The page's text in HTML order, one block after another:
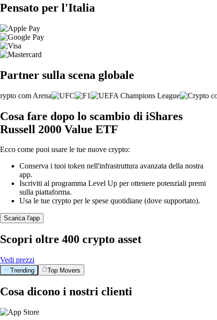
Pensato per l'Italia
Partner sulla scena globale
Cosa fare dopo lo scambio di iShares
Russell 2000 Value ETF
Ecco come puoi usare le tue nuove crypto:
Conserva i tuoi token nell'infrastruttura avanzata della nostra
app.
Iscriviti al programma Level Up per ottenere potenziali premi
sulla piattaforma.
Usa le tue crypto per le spese quotidiane (dove supportato).
Scarica l'app
Scopri oltre 400 crypto asset
Vedi prezzi
Trending Top Movers
Cosa dicono i nostri clienti